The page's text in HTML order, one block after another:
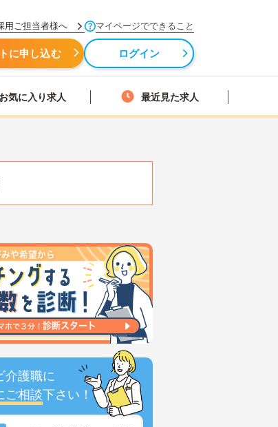
用ご担当者様へ マイページでできること
に申し込む ログイン
お気に入り求人 最近見た求人
介護職に
ご相談下さい！